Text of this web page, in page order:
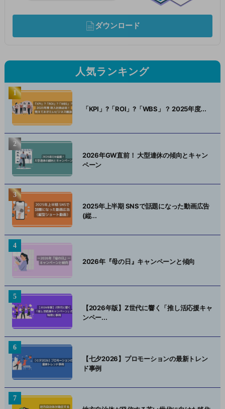
ダウンロード
人気ランキング
「KPI」?「ROI」?「WBS」？ 2025年度...
2026年GW直前！ 大型連休の傾向とキャン
ペーン
2025年上半期 SNSで話題になった動画広告
(縦...
2026年『母の日』キャンペーンと傾向
【2026年版】Z世代に響く「推し活応援キャ
ンペー...
【七夕2026】プロモーションの最新トレン
ド事例